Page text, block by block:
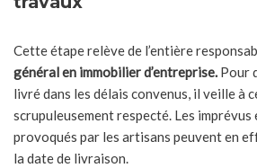
Cette étape relève de l’entière
général en immobilier d’entreprise. Pour
livré dans les délais convenus, il veille à
scrupuleusement respecté. Les
provoqués par les artisans peuvent en
la date de livraison.